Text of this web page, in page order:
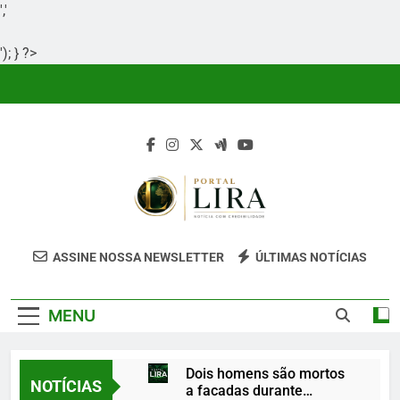
','
'); } ?>
Portal Lira
Portal Lira É Um Site Informativo
Clareza, Responsabilidade E Uma Boa
ASSINE NOSSA NEWSLETTER ÚLTIMAS NOTÍCIAS
MENU
NOTÍCIAS
Dois homens são mortos
a facadas durante